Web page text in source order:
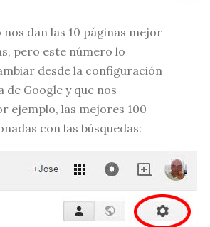
nos dan las 10 páginas mejor
pero este número lo
desde la configuración
de Google y que nos
ejemplo, las mejores 100
con las búsquedas: